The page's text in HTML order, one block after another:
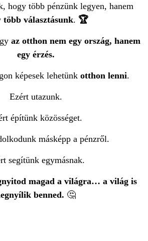
hogy több pénzünk legyen, hanem
több választásunk. 🏆
az otthon nem egy ország, hanem
egy érzés.
képesek lehetünk otthon lenni.
Ezért utazunk.
építünk közösséget.
másképp a pénzről.
segítünk egymásnak.
magad a világra… a világ is
benned. 🤔